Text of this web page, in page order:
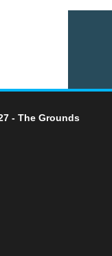
- The Grounds